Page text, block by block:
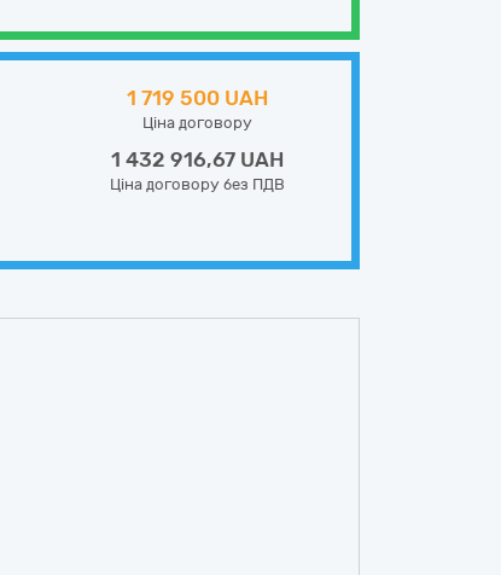
1 719 500 UAH
Ціна договору
1 432 916,67 UAH
Ціна договору без ПДВ